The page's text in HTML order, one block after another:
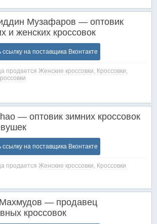
Музафаров — оптовик
и женских кроссовок
ссылку на поставщика Вконтакте
продается Женские кроссовки, Кроссовки,
— оптовик зимних кроссовок
ссылку на поставщика Вконтакте
продается Женские кроссовки, Кроссовки
— продавец
кроссовок